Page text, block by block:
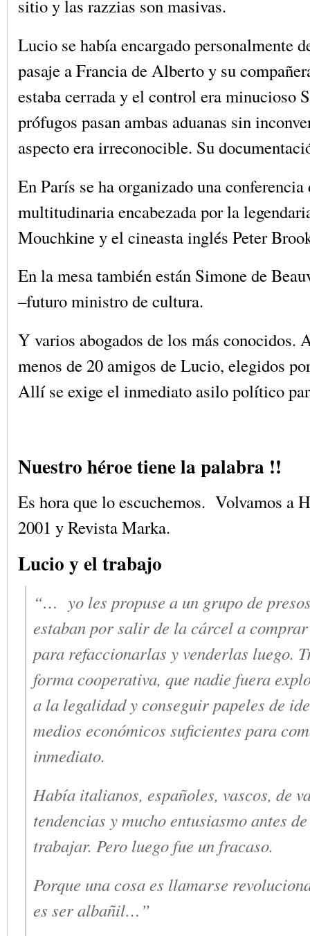
sitio y las razzias son masivas.
Lucio se había encargado personalmente
pasaje a Francia de Alberto y su
estaba cerrada y el control era minucioso
prófugos pasan ambas aduanas sin
aspecto era irreconocible. Su
En París se ha organizado una conferencia
multitudinaria encabezada por la
Mouchkine y el cineasta inglés Peter
En la mesa también están Simone de
–futuro ministro de cultura.
Y varios abogados de los más conocidos.
menos de 20 amigos de Lucio, elegidos
Allí se exige el inmediato asilo político
Nuestro héroe tiene la palabra !!
Es hora que lo escuchemos. Volvamos a
2001 y Revista Marka.
Lucio y el trabajo
“… yo les propuse a un grupo de
estaban por salir de la cárcel a
para refaccionarlas y venderlas luego.
forma cooperativa, que nadie fuera
a la legalidad y conseguir papeles de
medios económicos suficientes para
inmediato.
Había italianos, españoles, vascos, de
tendencias y mucho entusiasmo antes
trabajar. Pero luego fue un fracaso.
Porque una cosa es llamarse
es ser albañil…”